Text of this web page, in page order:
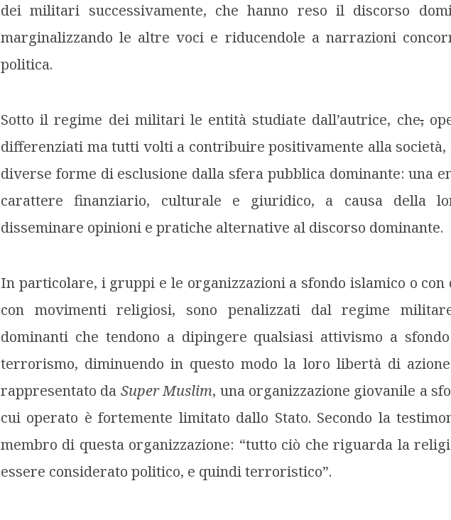
dei militari successivamente, che hanno reso il discorso
marginalizzando le altre voci e riducendole a narrazioni
politica.
Sotto il regime dei militari le entità studiate dall’autrice, che,
differenziati ma tutti volti a contribuire positivamente alla società,
diverse forme di esclusione dalla sfera pubblica dominante: una
carattere finanziario, culturale e giuridico, a causa della
disseminare opinioni e pratiche alternative al discorso dominante.
In particolare, i gruppi e le organizzazioni a sfondo islamico o con
con movimenti religiosi, sono penalizzati dal regime
dominanti che tendono a dipingere qualsiasi attivismo a
terrorismo, diminuendo in questo modo la loro libertà di
rappresentato da Super Muslim, una organizzazione giovanile a
cui operato è fortemente limitato dallo Stato. Secondo la
membro di questa organizzazione: “tutto ciò che riguarda la
essere considerato politico, e quindi terroristico”.